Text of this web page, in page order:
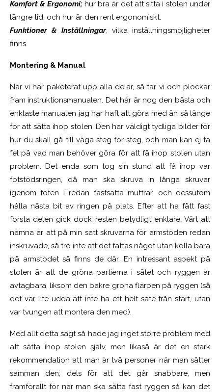
Komfort & Ergonomi;hur bra är det att sitta i stolen under
längre tid, och hur är den rent ergonomiskt.
Funktioner & Inställningar; vilka inställningsmöjligheter
finns.
Montering & Manual
När vi har paketerat upp alla delar, så tar vi och plockar
fram instruktionsmanualen. Det här är nog den bästa och
enklaste manualen jag har haft att göra med än så länge
för att sätta ihop stolen. Den har väldigt tydliga bilder för
hur du skall gå till väga steg för steg, och man kan ej ta
fel på vad man behöver göra för att få ihop stolen utan
problem. Det enda som tog sin stund att få ihop var
fotstödsringen, då man ska skruva in långa skruvar
igenom foten i redan fastsatta muttrar, och dessutom
hålla nästa bit av ringen på plats. Efter att ha fått fast
första delen gick dock resten betydligt enklare. Värt att
nämna är att på min satt skruvarna för armstöden redan
inskruvade, så tro inte att det fattas något utan kolla bara
på armstödet så finns de där. En intressant aspekt på
stolen är att de gröna partierna i sätet och ryggen är
avtagbara, liksom den bakre gröna flärpen på ryggen (så
det var lite udda att inte ha ett helt säte från start, utan
var tvungen att montera den med).
Med allt detta sagt så hade jag inget större problem med
att sätta ihop stolen själv, men likaså är det en stark
rekommendation att man är två personer när man sätter
samman den; dels för att det går snabbare, men
framförallt för när man ska sätta fast ryggen så kan det